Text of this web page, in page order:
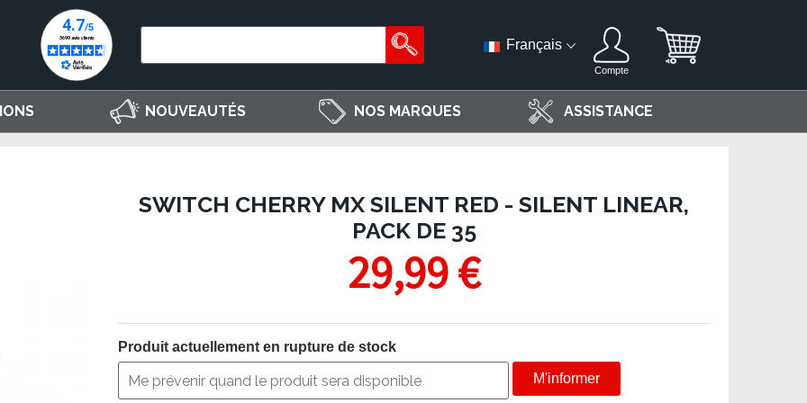
Français
Compte
NOUVEAUTÉS NOS MARQUES ASSISTANCE
SWITCH CHERRY MX SILENT RED - SILENT LINEAR,
PACK DE 35
29,99 €
Produit actuellement en rupture de stock
M'informer